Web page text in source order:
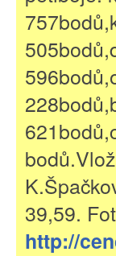
39,59.
http://